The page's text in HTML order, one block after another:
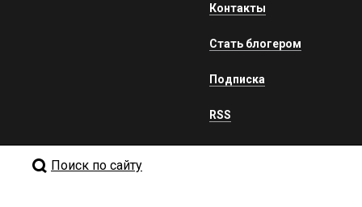
Контакты
Стать блогером
Подписка
RSS
Поиск по сайту